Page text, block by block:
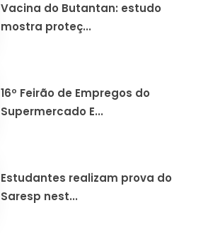
Vacina do Butantan: estudo
mostra proteç...
16º Feirão de Empregos do
Supermercado E...
Estudantes realizam prova do
Saresp nest...